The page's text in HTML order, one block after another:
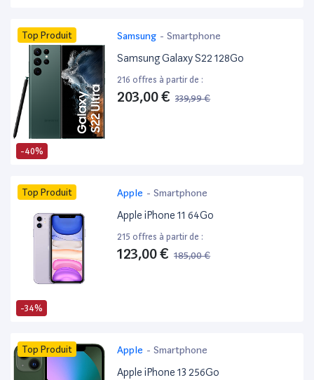
-40%
Top Produit Samsung - Smartphone
Samsung Galaxy S22 128Go
216 offres à partir de :
203,00 € 339,99 €
-34%
Top Produit Apple - Smartphone
Apple iPhone 11 64Go
215 offres à partir de :
123,00 € 185,00 €
Top Produit Apple - Smartphone
Apple iPhone 13 256Go